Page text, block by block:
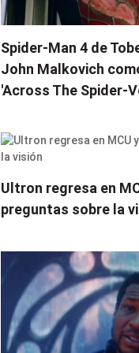
Spider-Man 4 de
John Malkovich
'Across The Spider-
Ultron regresa en
preguntas sobre la